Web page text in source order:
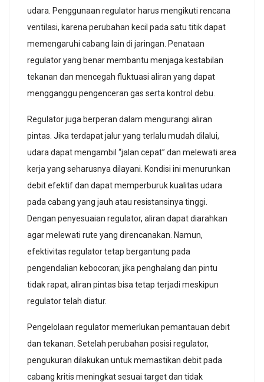
udara. Penggunaan regulator harus mengikuti rencana
ventilasi, karena perubahan kecil pada satu titik dapat
memengaruhi cabang lain di jaringan. Penataan
regulator yang benar membantu menjaga kestabilan
tekanan dan mencegah fluktuasi aliran yang dapat
mengganggu pengenceran gas serta kontrol debu.
Regulator juga berperan dalam mengurangi aliran
pintas. Jika terdapat jalur yang terlalu mudah dilalui,
udara dapat mengambil “jalan cepat” dan melewati area
kerja yang seharusnya dilayani. Kondisi ini menurunkan
debit efektif dan dapat memperburuk kualitas udara
pada cabang yang jauh atau resistansinya tinggi.
Dengan penyesuaian regulator, aliran dapat diarahkan
agar melewati rute yang direncanakan. Namun,
efektivitas regulator tetap bergantung pada
pengendalian kebocoran; jika penghalang dan pintu
tidak rapat, aliran pintas bisa tetap terjadi meskipun
regulator telah diatur.
Pengelolaan regulator memerlukan pemantauan debit
dan tekanan. Setelah perubahan posisi regulator,
pengukuran dilakukan untuk memastikan debit pada
cabang kritis meningkat sesuai target dan tidak